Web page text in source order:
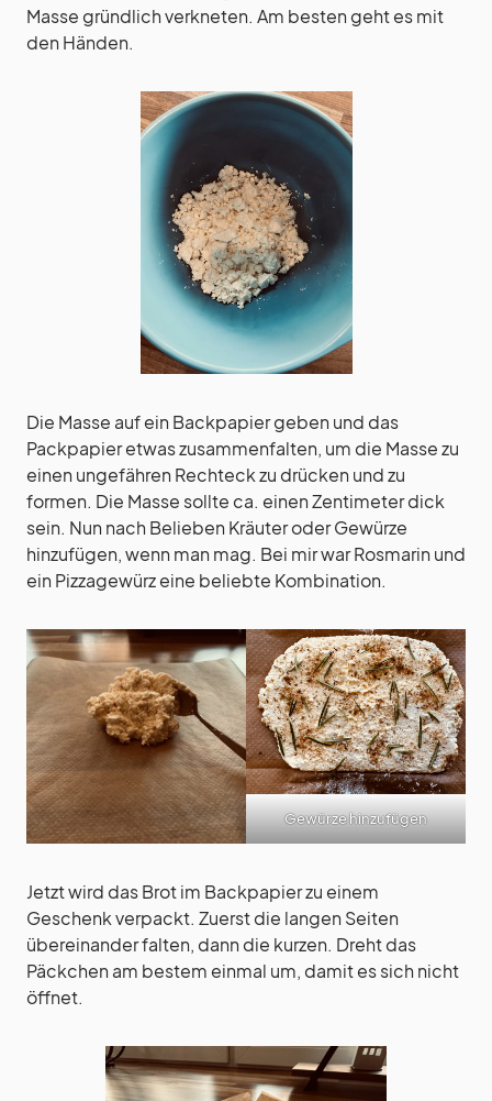
Masse gründlich verkneten. Am besten geht es mit
den Händen.
Die Masse auf ein Backpapier geben und das
Packpapier etwas zusammenfalten, um die Masse zu
einen ungefähren Rechteck zu drücken und zu
formen. Die Masse sollte ca. einen Zentimeter dick
sein. Nun nach Belieben Kräuter oder Gewürze
hinzufügen, wenn man mag. Bei mir war Rosmarin und
ein Pizzagewürz eine beliebte Kombination.
Gewürze hinzufügen
Jetzt wird das Brot im Backpapier zu einem
Geschenk verpackt. Zuerst die langen Seiten
übereinander falten, dann die kurzen. Dreht das
Päckchen am bestem einmal um, damit es sich nicht
öffnet.